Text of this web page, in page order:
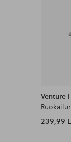
Venture
239,99